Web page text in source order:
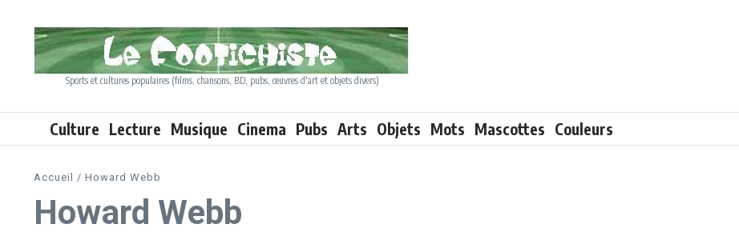
Sports et cultures populaires (films, chansons, BD, pubs, œuvres d'art et objets divers)
Culture Lecture Musique Cinema Pubs Arts Objets Mots Mascottes Couleurs
Accueil / Howard Webb
Howard Webb